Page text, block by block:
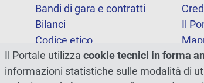
Bandi di gara e contratti
Bilanci
Codice etico
FOIA
Note legali
Il
Il Portale utilizza cookie tecnici in forma
informazioni statistiche sulle modalità di